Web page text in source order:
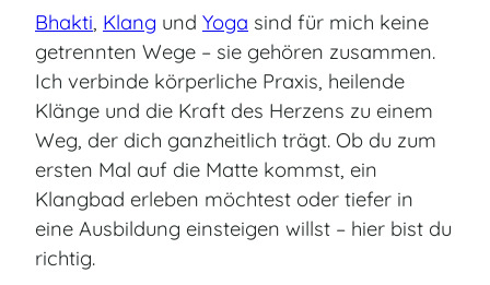
Bhakti, Klang und Yoga sind für mich keine
getrennten Wege – sie gehören zusammen.
Ich verbinde körperliche Praxis, heilende
Klänge und die Kraft des Herzens zu einem
Weg, der dich ganzheitlich trägt. Ob du zum
ersten Mal auf die Matte kommst, ein
Klangbad erleben möchtest oder tiefer in
eine Ausbildung einsteigen willst – hier bist du
richtig.